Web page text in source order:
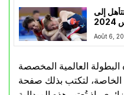
إلى
Août 6,
العالمية المخصصة
الخاصة، لتكتب بذلك صفحة